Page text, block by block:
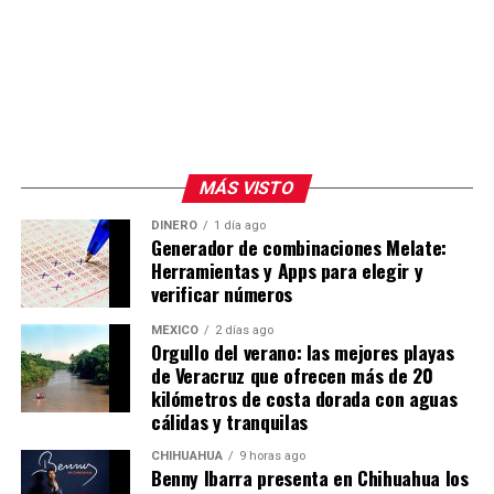
representante comercial estadounidense para acercar
posiciones en materia comercial.
La presidenta Claudia Sheinbaum informó que este
jueves sostuvo una reunión con Jamieson Greer en
Palacio Nacional, donde ambas partes avanzaron en la
revisión del T-MEC y en otros acuerdos bilaterales.
MÁS VISTO
DINERO 1 día ago
Generador de combinaciones Melate:
Herramientas y Apps para elegir y
verificar números
MÉXICO 2 días ago
Orgullo del verano: las mejores playas
de Veracruz que ofrecen más de 20
kilómetros de costa dorada con aguas
cálidas y tranquilas
CHIHUAHUA 9 horas ago
Benny Ibarra presenta en Chihuahua los